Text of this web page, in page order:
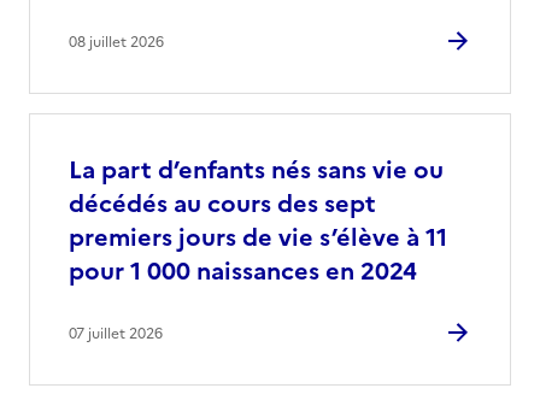
08 juillet 2026
La part d’enfants nés sans vie ou
décédés au cours des sept
premiers jours de vie s’élève à 11
pour 1 000 naissances en 2024
07 juillet 2026